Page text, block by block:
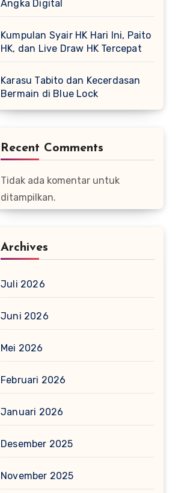
Angka Digital
Kumpulan Syair HK Hari Ini, Paito
HK, dan Live Draw HK Tercepat
Karasu Tabito dan Kecerdasan
Bermain di Blue Lock
Recent Comments
Tidak ada komentar untuk
ditampilkan.
Archives
Juli 2026
Juni 2026
Mei 2026
Februari 2026
Januari 2026
Desember 2025
November 2025